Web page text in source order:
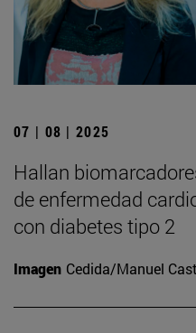
07 | 08 | 2025
Hallan
de enfermedad
con diabetes tipo 2
Imagen Cedida/Manuel